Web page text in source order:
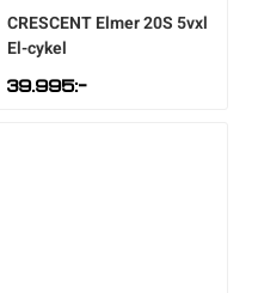
CRESCENTElmer 20S 5vxl
El-cykel
39.995:-